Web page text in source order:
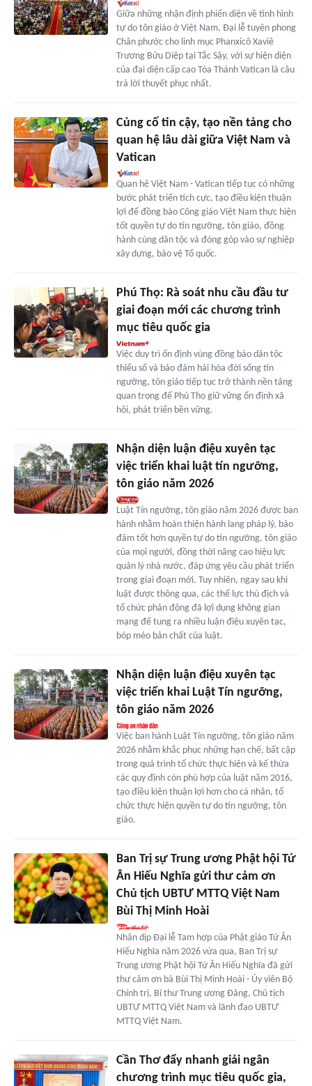
Giữa những nhận định phiến diện về tình hình
tự do tôn giáo ở Việt Nam, Đại lễ tuyên phong
Chân phước cho linh mục Phanxicô Xaviê
Trương Bửu Diệp tại Tắc Sậy, với sự hiện diện
của đại diện cấp cao Tòa Thánh Vatican là câu
trả lời thuyết phục nhất.
Củng cố tin cậy, tạo nền tảng cho
quan hệ lâu dài giữa Việt Nam và
Vatican
Quan hệ Việt Nam - Vatican tiếp tục có những
bước phát triển tích cực, tạo điều kiện thuận
lợi để đồng bào Công giáo Việt Nam thực hiện
tốt quyền tự do tín ngưỡng, tôn giáo, đồng
hành cùng dân tộc và đóng góp vào sự nghiệp
xây dựng, bảo vệ Tổ quốc.
Phú Thọ: Rà soát nhu cầu đầu tư
giai đoạn mới các chương trình
mục tiêu quốc gia
Việc duy trì ổn định vùng đồng bào dân tộc
thiểu số và bảo đảm hài hòa đời sống tín
ngưỡng, tôn giáo tiếp tục trở thành nền tảng
quan trọng để Phú Thọ giữ vững ổn định xã
hội, phát triển bền vững.
Nhận diện luận điệu xuyên tạc
việc triển khai luật tín ngưỡng,
tôn giáo năm 2026
Luật Tín ngưỡng, tôn giáo năm 2026 được ban
hành nhằm hoàn thiện hành lang pháp lý, bảo
đảm tốt hơn quyền tự do tín ngưỡng, tôn giáo
của mọi người, đồng thời nâng cao hiệu lực
quản lý nhà nước, đáp ứng yêu cầu phát triển
trong giai đoạn mới. Tuy nhiên, ngay sau khi
luật được thông qua, các thế lực thù địch và
tổ chức phản động đã lợi dụng không gian
mạng để tung ra nhiều luận điệu xuyên tạc,
bóp méo bản chất của luật.
Nhận diện luận điệu xuyên tạc
việc triển khai Luật Tín ngưỡng,
tôn giáo năm 2026
Việc ban hành Luật Tín ngưỡng, tôn giáo năm
2026 nhằm khắc phục những hạn chế, bất cập
trong quá trình tổ chức thực hiện và kế thừa
các quy định còn phù hợp của luật năm 2016,
tạo điều kiện thuận lợi hơn cho cá nhân, tổ
chức thực hiện quyền tự do tín ngưỡng, tôn
giáo.
Ban Trị sự Trung ương Phật hội Tứ
Ân Hiếu Nghĩa gửi thư cảm ơn
Chủ tịch UBTƯ MTTQ Việt Nam
Bùi Thị Minh Hoài
Nhân dịp Đại lễ Tam hợp của Phật giáo Tứ Ân
Hiếu Nghĩa năm 2026 vừa qua, Ban Trị sự
Trung ương Phật hội Tứ Ân Hiếu Nghĩa đã gửi
thư cảm ơn bà Bùi Thị Minh Hoài - Ủy viên Bộ
Chính trị, Bí thư Trung ương Đảng, Chủ tịch
UBTƯ MTTQ Việt Nam và lãnh đạo UBTƯ
MTTQ Việt Nam.
Cần Thơ đẩy nhanh giải ngân
chương trình mục tiêu quốc gia,